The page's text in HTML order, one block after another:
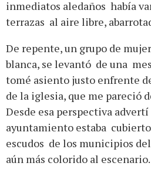
inmediatos aledaños había
terrazas al aire libre,
De repente, un grupo de
blanca, se levantó de una
tomé asiento justo enfrente
de la iglesia, que me pareció
Desde esa perspectiva
ayuntamiento estaba
escudos de los municipios
aún más colorido al escenario.